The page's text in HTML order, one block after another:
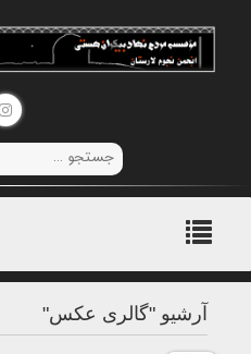
منوی
اصلی
آرشیو "گالری عکس"